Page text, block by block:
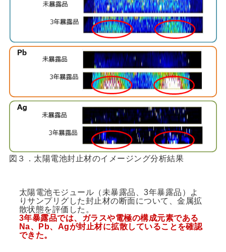
図３．太陽電池封止材のイメージング分析結果
太陽電池モジュール（未暴露品、3年暴露品）よ
りサンプリグした封止材の断面について、金属拡
散状態を評価した。
3年暴露品では、ガラスや電極の構成元素である
Na、Pb、Agが封止材に拡散していることを確認
できた。